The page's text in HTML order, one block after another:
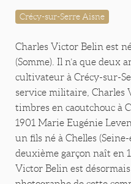
Crécy-sur-Serre Aisne
Charles Victor Belin est
(Somme). Il n’a que deux
cultivateur à Crécy-sur-
service militaire, Charles
timbres en caoutchouc à
1901 Marie Eugénie
un fils né à Chelles
deuxième garçon naît en
Victor Belin est